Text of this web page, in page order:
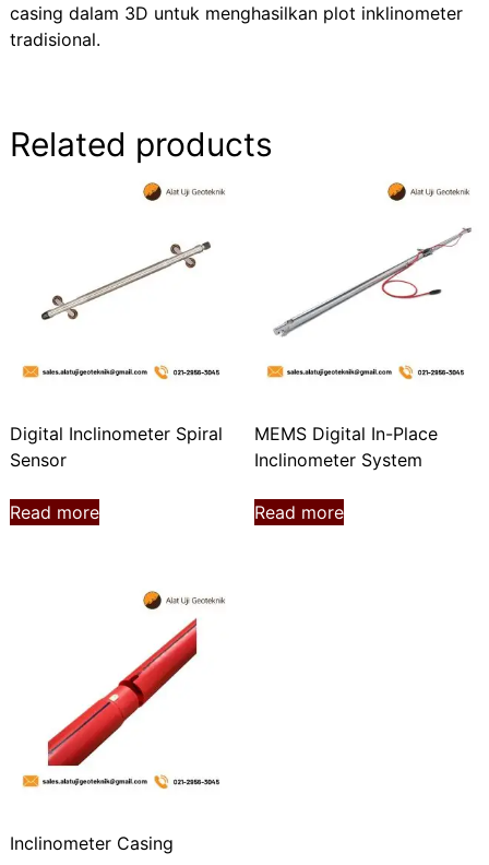
casing dalam 3D untuk menghasilkan plot inklinometer
tradisional.
Related products
Digital Inclinometer Spiral
Sensor
Read more
MEMS Digital In-Place
Inclinometer System
Read more
Inclinometer Casing